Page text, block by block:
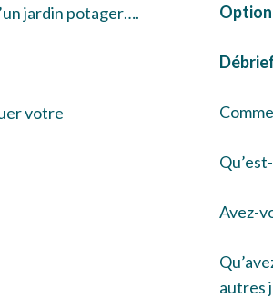
jardin potager….
votre
Avez-
autres